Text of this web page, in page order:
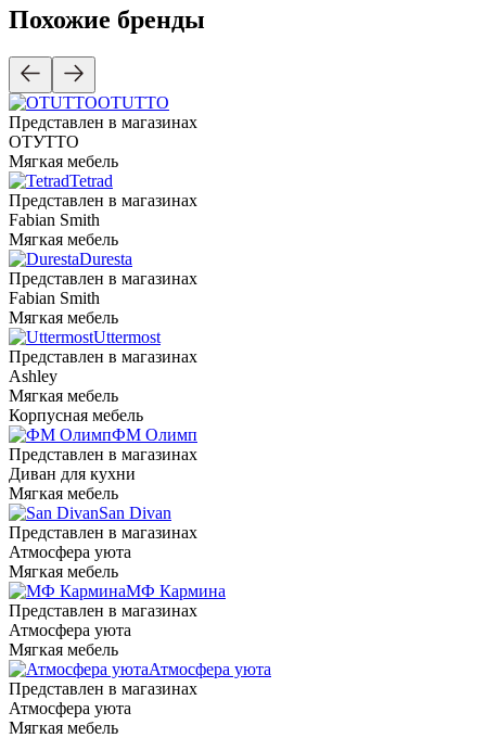
Похожие бренды
OTUTTO
Представлен в магазинах
ОТУТТО
Мягкая мебель
Tetrad
Представлен в магазинах
Fabian Smith
Мягкая мебель
Duresta
Представлен в магазинах
Fabian Smith
Мягкая мебель
Uttermost
Представлен в магазинах
Ashley
Мягкая мебель
Корпусная мебель
ФМ Олимп
Представлен в магазинах
Диван для кухни
Мягкая мебель
San Divan
Представлен в магазинах
Атмосфера уюта
Мягкая мебель
МФ Кармина
Представлен в магазинах
Атмосфера уюта
Мягкая мебель
Атмосфера уюта
Представлен в магазинах
Атмосфера уюта
Мягкая мебель